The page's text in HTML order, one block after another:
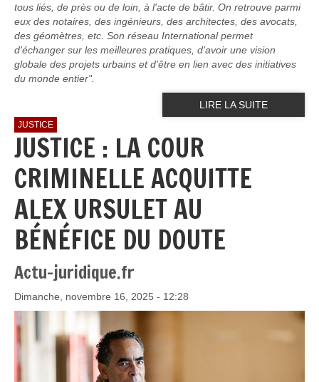
tous liés, de près ou de loin, à l'acte de bâtir. On retrouve parmi
eux des notaires, des ingénieurs, des architectes, des avocats,
des géomètres, etc. Son réseau International permet
d'échanger sur les meilleures pratiques, d'avoir une vision
globale des projets urbains et d'être en lien avec des initiatives
du monde entier".
LIRE LA SUITE
JUSTICE
JUSTICE : LA COUR
CRIMINELLE ACQUITTE
ALEX URSULET AU
BÉNÉFICE DU DOUTE
Actu-juridique.fr
Dimanche, novembre 16, 2025 - 12:28